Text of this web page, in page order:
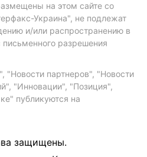
на этом сайте со
Украина", не подлежат
и/или распространению в
разрешения
партнеров", "Новости
"Инновации", "Позиция",
публикуются на
защищены.